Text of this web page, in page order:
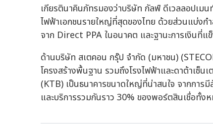
เกียรตินาคินภัทรมองว่าบริษัท กัลฟ์ ดีเวลลอปเม
ไฟฟ้าเอกชนรายใหญ่ที่สุดของไทย ด้วยส่วนแบ่งก
จาก Direct PPA ในอนาคต และฐานะการเงินที่
ด้านบริษัท สเตคอน กรุ๊ป จำกัด (มหาชน)
โครงสร้างพื้นฐาน รวมถึงโรงไฟฟ้าและดาต้าเซ็
(KTB) เป็นธนาคารขนาดใหญ่ที่น่าสนใจ จากกา
และบริการรวมกันราว 30% ของพอร์ตสินเชื่อทั้ง